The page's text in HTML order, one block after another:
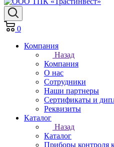
0
Компания
Назад
Компания
О нас
Сотрудники
Наши партнеры
Сертификаты и
Реквизиты
Каталог
Назад
Каталог
Приборы контроля